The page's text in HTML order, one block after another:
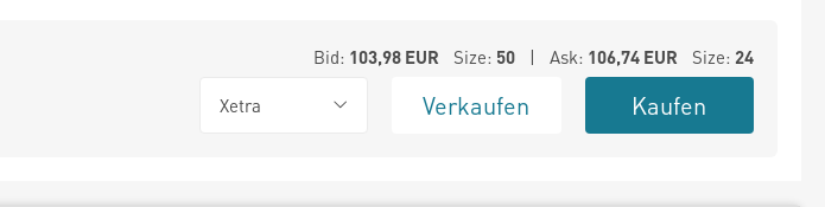
Bid: 103,98EUR Size: 50| Ask: 106,74EUR Size: 24
Xetra Verkaufen Kaufen